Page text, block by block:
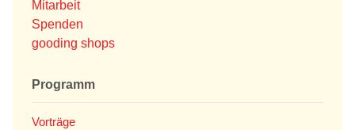
Mitarbeit
Spenden
gooding shops
Programm
Vorträge